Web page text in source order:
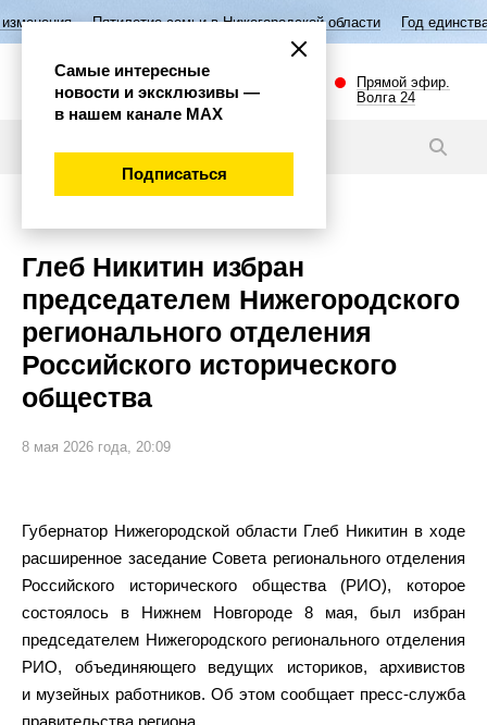
семьи в Нижегородской области Год единства народов России
Прямой эфир.
Волга 24
Глеб Никитин избран
председателем Нижегородского
регионального отделения
Российского исторического
общества
8 мая 2026 года, 20:09
Губернатор Нижегородской области Глеб Никитин в ходе
расширенное заседание Совета регионального отделения
Российского исторического общества (РИО), которое
состоялось в Нижнем Новгороде 8 мая, был избран
председателем Нижегородского регионального отделения
РИО, объединяющего ведущих историков, архивистов
и музейных работников. Об этом сообщает пресс-служба
правительства региона.
Самые интересные
новости и эксклюзивы —
в нашем канале МАХ
Подписаться